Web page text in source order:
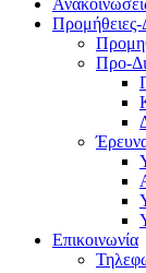
Προμήθειες-
Προ-
Επικοινωνία